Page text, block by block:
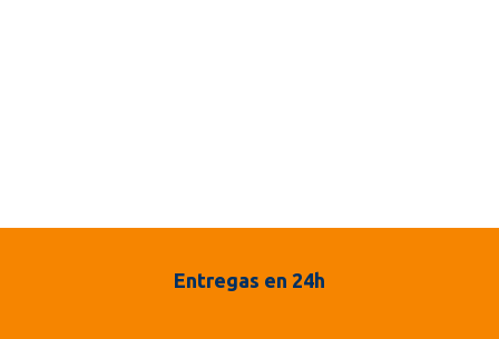
Entregas en 24h